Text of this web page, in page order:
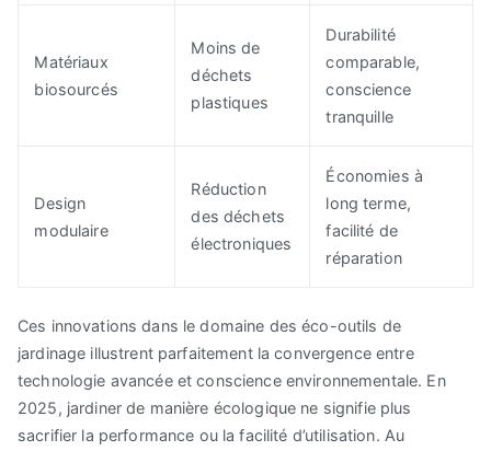
Matériaux
biosourcés
Moins de
déchets
plastiques
Durabilité
comparable,
conscience
tranquille
Design
modulaire
Réduction
des déchets
électroniques
Économies à
long terme,
facilité de
réparation
Ces innovations dans le domaine des éco-outils de
jardinage illustrent parfaitement la convergence entre
technologie avancée et conscience environnementale. En
2025, jardiner de manière écologique ne signifie plus
sacrifier la performance ou la facilité d’utilisation. Au